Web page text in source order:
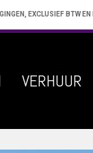
EXCLUSIEF BTW EN
VERHUUR